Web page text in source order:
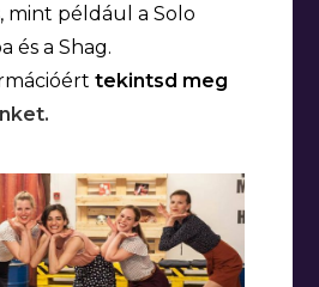
mint például a Solo
és a Shag.
tekintsd meg